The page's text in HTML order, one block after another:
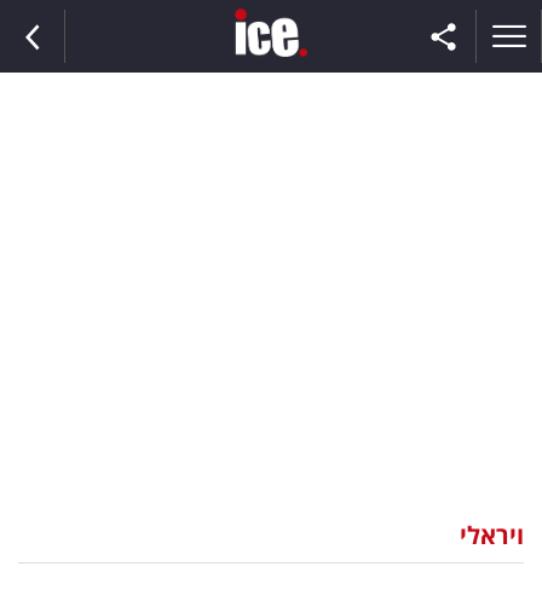
וצרכנות
ויראלי